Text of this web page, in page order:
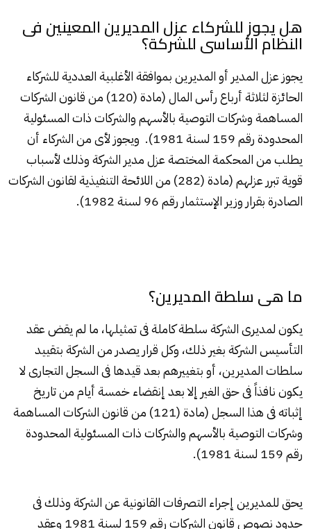
هل يجوز للشركاء عزل المديرين المعينين فى
النظام الأساسى للشركة؟
يجوز عزل المدير أو المديرين بموافقة الأغلبية العددية للشركاء
الحائزة لثلاثة أرباع رأس المال (مادة (120) من قانون الشركات
المساهمة وشركات التوصية بالأسهم والشركات ذات المسئولية
المحدودة رقم 159 لسنة 1981). ويجوز لأى من الشركاء أن
يطلب من المحكمة المختصة عزل مدير الشركة وذلك لأسباب
قوية تبرر عزلهم (مادة (282) من اللائحة التنفيذية لقانون الشركات
الصادرة بقرار وزير الإستثمار رقم 96 لسنة 1982).
ما هى سلطة المديرين؟
يكون لمديرى الشركة سلطة كاملة فى تمثيلها، ما لم يقض عقد
التأسيس الشركة بغير ذلك، وكل قرار يصدر من الشركة بتقييد
سلطات المديرين، أو بتغييرهم بعد قيدها فى السجل التجارى لا
يكون نافذاً فى حق الغير إلا بعد إنقضاء خمسة أيام من تاريخ
إثباته فى هذا السجل (مادة (121) من قانون الشركات المساهمة
وشركات التوصية بالأسهم والشركات ذات المسئولية المحدودة
رقم 159 لسنة 1981).
يحق للمديرين إجراء التصرفات القانونية عن الشركة وذلك فى
حدود نصوص قانون الشركات رقم 159 لسنة 1981 وعقد